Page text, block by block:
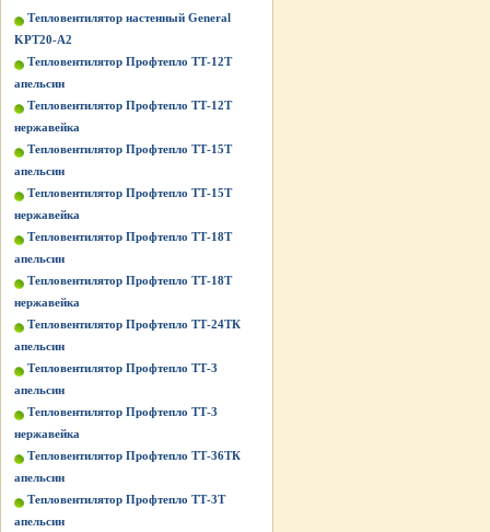
Тепловентилятор настенный General
KPT20-A2
Тепловентилятор Профтепло ТТ-12Т
апельсин
Тепловентилятор Профтепло ТТ-12Т
нержавейка
Тепловентилятор Профтепло ТТ-15Т
апельсин
Тепловентилятор Профтепло ТТ-15Т
нержавейка
Тепловентилятор Профтепло ТТ-18Т
апельсин
Тепловентилятор Профтепло ТТ-18Т
нержавейка
Тепловентилятор Профтепло ТТ-24ТК
апельсин
Тепловентилятор Профтепло ТТ-3
апельсин
Тепловентилятор Профтепло ТТ-3
нержавейка
Тепловентилятор Профтепло ТТ-36ТК
апельсин
Тепловентилятор Профтепло ТТ-3Т
апельсин